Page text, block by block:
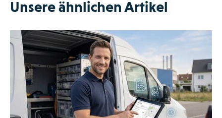
Unsere ähnlichen Artikel